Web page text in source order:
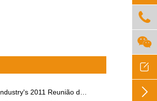
Técnica Central de Pós-Vendas Realizada com Sucesso



